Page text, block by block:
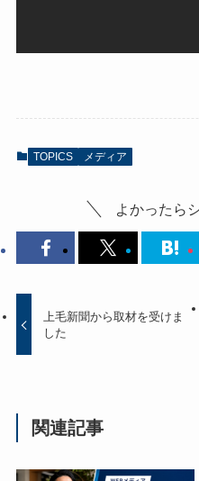
TOPICS メディア
よかったら
上毛新聞から取材を受けま
した
関連記事